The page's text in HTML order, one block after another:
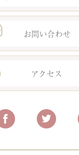
お問い合わせ
アクセス